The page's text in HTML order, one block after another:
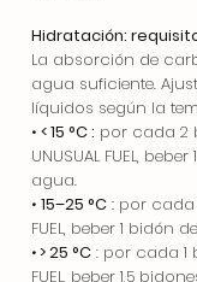
Hidratación:
La absorción de
agua suficiente.
líquidos según la
• < 15 °C : por cada 2
UNUSUAL FUEL,
agua.
• 15–25 °C : por cada
FUEL, beber 1 bidón
•> 25 °C : por cada 1
FUEL, beber 1,5